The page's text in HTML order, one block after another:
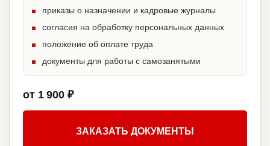
приказы о назначении и кадровые журналы
согласия на обработку персональных данных
положение об оплате труда
документы для работы с самозанятыми
от 1 900 ₽
ЗАКАЗАТЬ ДОКУМЕНТЫ